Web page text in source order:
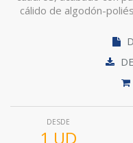
cálido de algodón-
DESDE
1 UD